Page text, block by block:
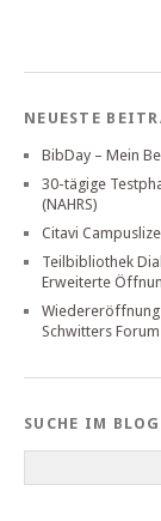
NEUESTE
BibDay – Mein
30-tägige
(NAHRS)
Citavi
Teilbibliothek
Erweiterte
Wiedereröffnung
Schwitters
SUCHE IM BLOG